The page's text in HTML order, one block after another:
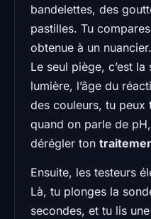
bandelettes, des
pastilles. Tu
obtenue à un
Le seul piège, c’est
lumière, l’âge du
des couleurs, tu peux
quand on parle de
dérégler ton
Ensuite, les testeurs
Là, tu plonges la
secondes, et tu lis